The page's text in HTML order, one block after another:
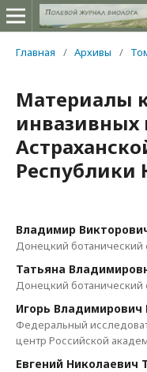
Главная / Архивы /
Материалы
Владимир
Донецкий ботанический
Татьяна
Донецкий ботанический
Игорь Владимирович
Федеральный
центр Российской
Евгений Николаевич